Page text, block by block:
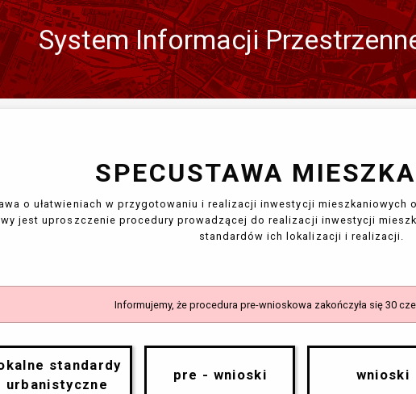
System Informacji
Zmień
język
SPECUSTAWA
o ułatwieniach w przygotowaniu i realizacji inwestycji mieszkaniowych
jest uproszczenie procedury prowadzącej do realizacji inwestycji
standardów ich lokalizacji i realizacji.
Informujemy, że procedura pre-wnioskowa zakończyła się 30
standardy
urbanistyczne
pre - wnioski wnioski